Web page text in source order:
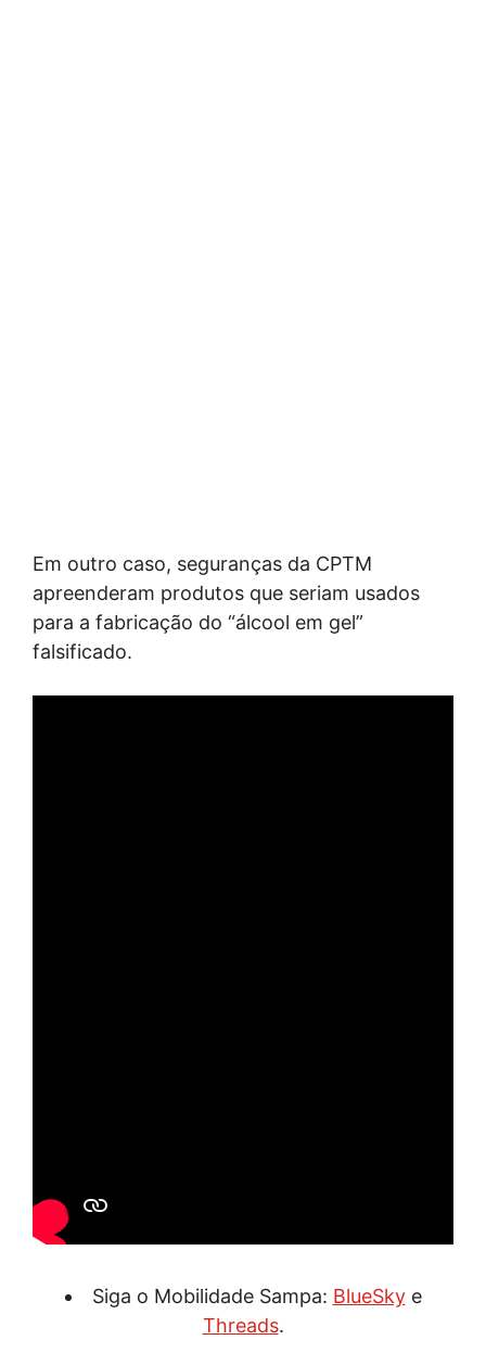
Em outro caso, seguranças da CPTM
apreenderam produtos que seriam usados
para a fabricação do “álcool em gel”
falsificado.
Siga o Mobilidade Sampa: BlueSkye
Threads.